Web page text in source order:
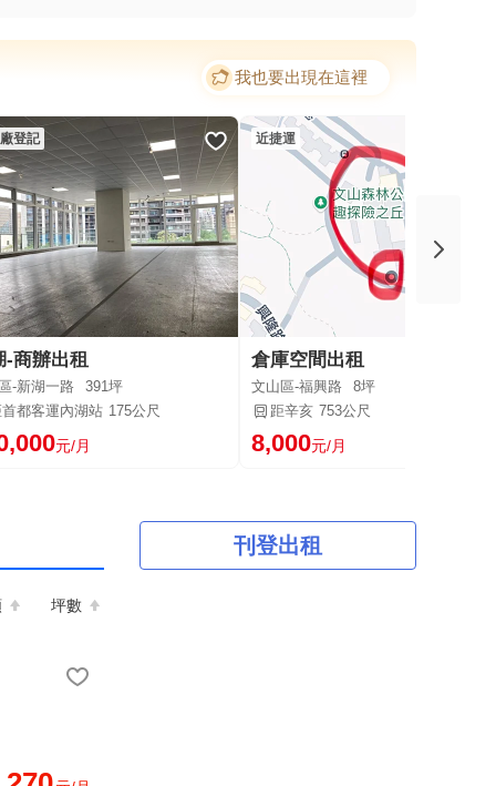
我也要出現在這裡
登記
-商辦出租
-新湖一路
391坪
首都客運內湖站 175公尺
元/月
近捷運
倉庫空間出租
文山區-福興路
8坪
距辛亥 753公尺
8,000元/月
坪數
刊登出租